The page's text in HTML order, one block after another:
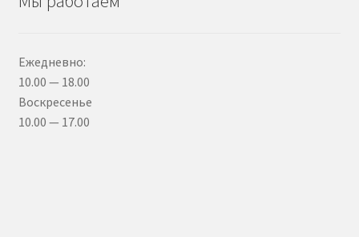
Ежедневно:
10.00 — 18.00
Воскресенье
10.00 — 17.00